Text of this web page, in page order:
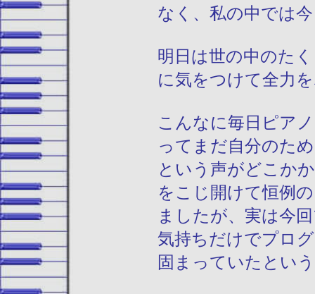
なく、私の中では
明日は世の中のた
に気をつけて全力
こんなに毎日ピア
ってまだ自分のた
という声がどこか
をこじ開けて恒例
ましたが、実は今
気持ちだけでプロ
固まっていたとい